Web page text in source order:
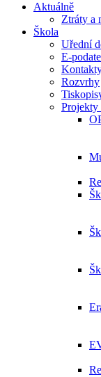
Aktuálně
Ztráty a
Škola
Uřední
E-
Rozvrhy
Projekty